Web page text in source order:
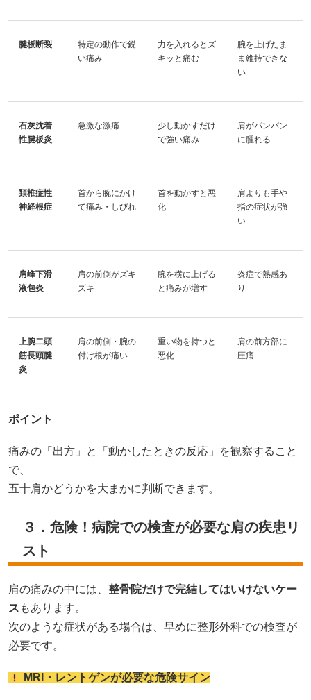
腱板断裂
特定の動作で鋭
い痛み
力を入れるとズ
キッと痛む
腕を上げたま
ま維持できな
い
石灰沈着
性腱板炎
急激な激痛
少し動かすだけ
で強い痛み
肩がパンパン
に腫れる
頚椎症性
神経根症
首から腕にかけ
て痛み・しびれ
首を動かすと悪
化
肩よりも手や
指の症状が強
い
肩峰下滑
液包炎
肩の前側がズキ
ズキ
腕を横に上げる
と痛みが増す
炎症で熱感あ
り
上腕二頭
筋長頭腱
炎
肩の前側・腕の
付け根が痛い
重い物を持つと
悪化
肩の前方部に
圧痛
ポイント
痛みの「出方」と「動かしたときの反応」を観察すること
で、
五十肩かどうかを大まかに判断できます。
３．危険！病院での検査が必要な肩の疾患リ
スト
肩の痛みの中には、 整骨院だけで完結してはいけないケー
ス もあります。
次のような症状がある場合は、早めに整形外科での検査が
必要です。
MRI・レントゲンが必要な危険サイン